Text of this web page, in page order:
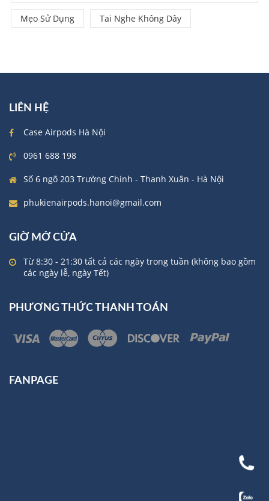
Mẹo Sử Dụng Tai Nghe Không Dây
LIÊN HỆ
Case Airpods Hà Nội
0961 688 198
Số 6 ngõ 203 Trường Chinh - Thanh Xuân - Hà Nội
phukienairpods.hanoi@gmail.com
GIỜ MỞ CỬA
Từ 8:30 - 21:30 tất cả các ngày trong tuần (không bao gồm
các ngày lễ, ngày Tết)
PHƯƠNG THỨC THANH TOÁN
FANPAGE